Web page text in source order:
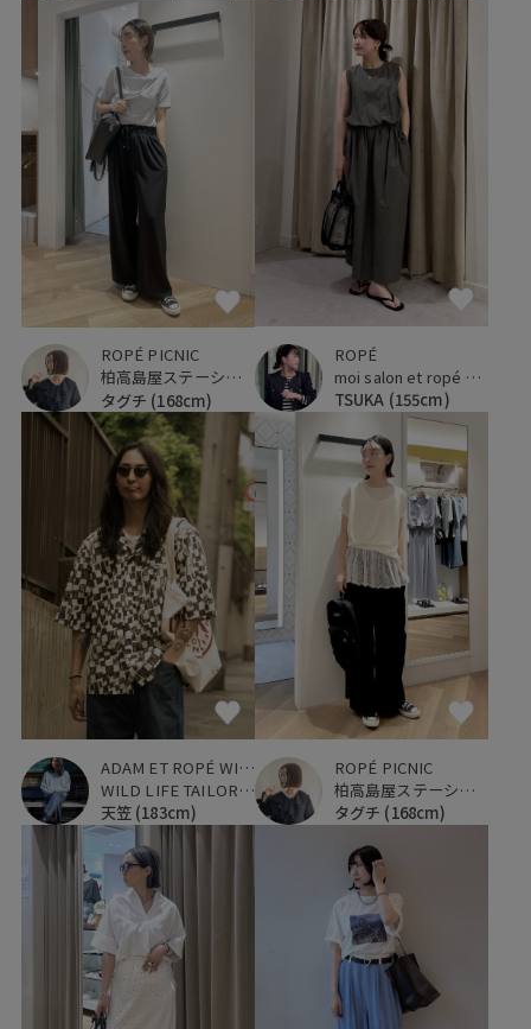
ROPÉ PICNIC
柏高島屋ステーションモール
タグチ (168cm)
ROPÉ
moi salon et ropé 京都高島屋
TSUKA (155cm)
ADAM ET ROPÉ WILD LIFE TAILOR
WILD LIFE TAILOR 恵比寿
天笠 (183cm)
ROPÉ PICNIC
柏高島屋ステーションモール
タグチ (168cm)